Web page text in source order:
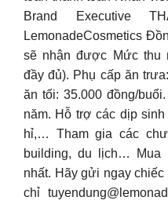
Brand Executive
LemonadeCosmetics
sẽ nhận được Mức thu
đầy đủ). Phụ cấp ăn
ăn tối: 35.000 đồng/
năm. Hỗ trợ các dịp
hỉ,… Tham gia các
building, du lịch… Mua
nhất. Hãy gửi ngay
chỉ